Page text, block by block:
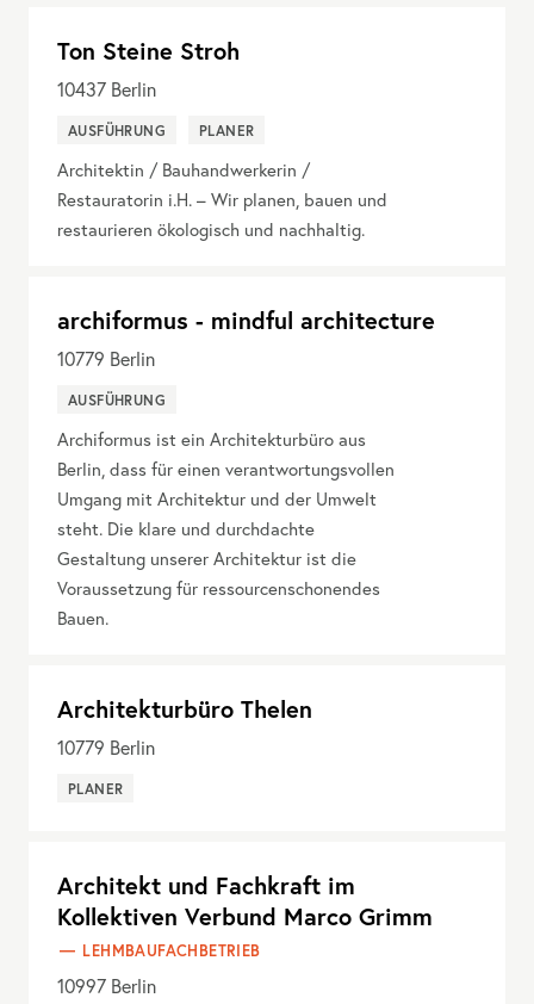
Ton Steine Stroh
10437 Berlin
AUSFÜHRUNG PLANER
Architektin / Bauhandwerkerin /
Restauratorin i.H. – Wir planen, bauen und
restaurieren ökologisch und nachhaltig.
archiformus - mindful architecture
10779 Berlin
AUSFÜHRUNG
Archiformus ist ein Architekturbüro aus
Berlin, dass für einen verantwortungsvollen
Umgang mit Architektur und der Umwelt
steht. Die klare und durchdachte
Gestaltung unserer Architektur ist die
Voraussetzung für ressourcenschonendes
Bauen.
Architekturbüro Thelen
10779 Berlin
PLANER
Architekt und Fachkraft im
Kollektiven Verbund Marco Grimm
LEHMBAUFACHBETRIEB
10997 Berlin